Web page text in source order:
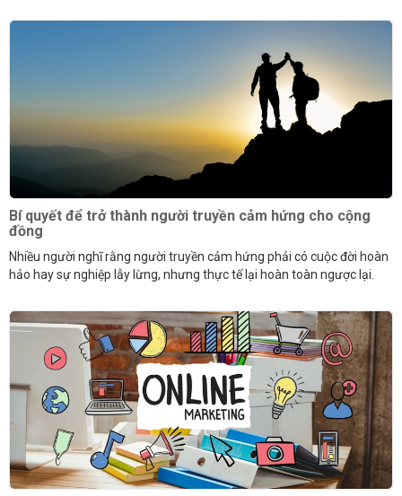
Bí quyết để trở thành người truyền cảm hứng cho cộng
đồng
Nhiều người nghĩ rằng người truyền cảm hứng phải có cuộc đời hoàn
hảo hay sự nghiệp lẫy lừng, nhưng thực tế lại hoàn toàn ngược lại.